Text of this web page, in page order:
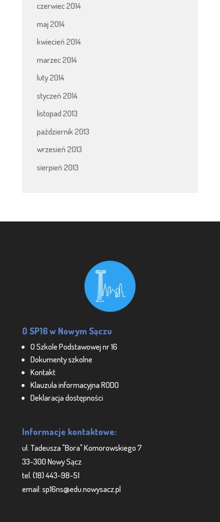
czerwiec 2014
maj 2014
kwiecień 2014
marzec 2014
luty 2014
styczeń 2014
listopad 2013
październik 2013
wrzesień 2013
sierpień 2013
O SP16 w Nowym Sączu
O Szkole Podstawowej nr 16
Dokumenty szkolne
Kontakt
Klauzula informacyjna RODO
Deklaracja dostępności
Informacje kontaktowe:
ul. Tadeusza "Bora" Komorowskiego 7
33-300 Nowy Sącz
tel. (18) 443-98-51
email: sp16ns@edu.nowysacz.pl